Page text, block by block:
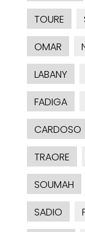
TOURE
OMAR
LABANY
FADIGA
CARDOSO
TRAORE
SOUMAH
SADIO